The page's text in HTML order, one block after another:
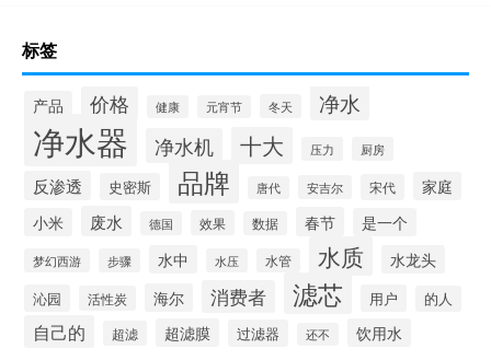
标签
产品 价格 健康 元宵节 冬天 净水
净水器 净水机 十大 压力 厨房
反渗透 史密斯 品牌 唐代 安吉尔 宋代
家庭
小米
废水 德国 效果 数据 春节 是一个
梦幻西游 步骤 水中 水压 水管 水质 水龙头
沁园 活性炭 海尔 消费者 滤芯 用户 的人
自己的 超滤 超滤膜 过滤器 还不 饮用水